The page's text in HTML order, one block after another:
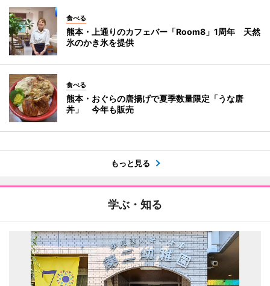
食べる
熊本・上通りのカフェバー「Room8」1周年 天然
氷のかき氷を提供
食べる
熊本・おぐらの唐揚げで夏季数量限定「うな唐
丼」 今年も販売
もっと見る
学ぶ・知る